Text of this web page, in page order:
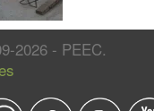
2026 - PEEC.